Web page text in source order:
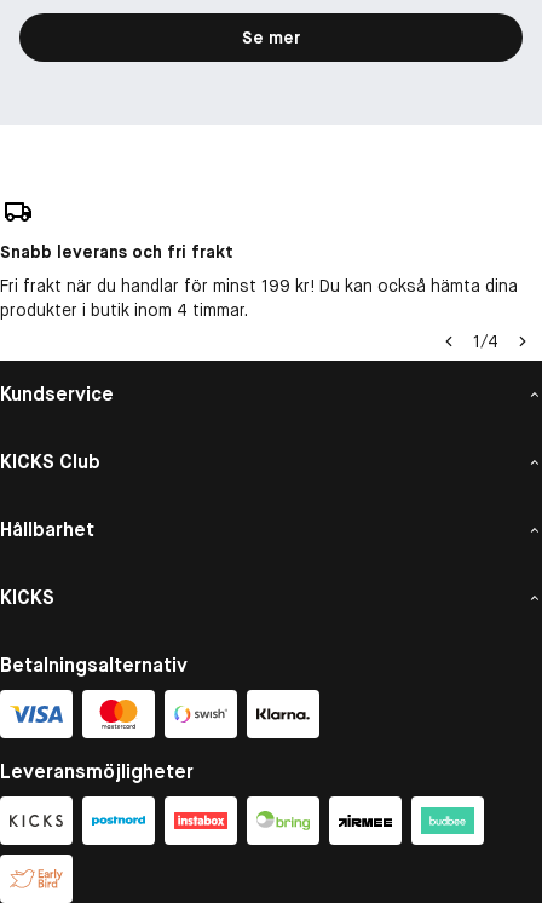
Se mer
Snabb leverans och fri frakt
Fri frakt när du handlar för minst 199 kr! Du kan också hämta dina
produkter i butik inom 4 timmar.
1/4
Kundservice
KICKS Club
Hållbarhet
KICKS
Betalningsalternativ
Leveransmöjligheter